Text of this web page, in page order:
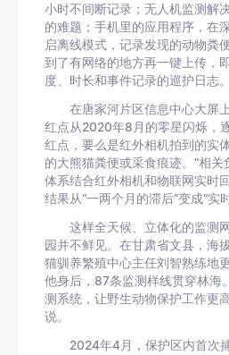
小时不间断记录；无人机监测解
的难题；手机里的应用程序，在
启离线模式，记录发现的动物粪
到了有网络的地方再一键上传，
度、时长和事件记录的巡护日志。
在唐家河片区信息中心大屏上
红点从2020年8月的零星闪烁，
红点，要么是红外相机拍到的实
的大熊猫粪便或采食痕迹。”相
体系结合红外相机和物联网实时
结果从“一两个月的滞后”变成“实
这样全天候、立体化的监测网
园并不鲜见。在甘肃省文县，海
猫驯养繁殖中心主任刘智熟练地
他身后，87条监测样线贯穿林海
测系统，让野生动物保护工作更
说。
2024年4月，保护区内首次捕